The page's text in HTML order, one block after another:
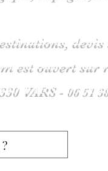
est ouvert sur
0 VARS - 0651